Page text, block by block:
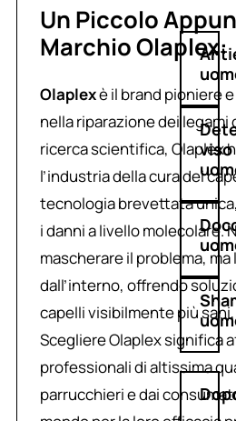
viso
Un Piccolo
Marchio Olaplex:
Olaplexè il brand pioniere
nella riparazione dei legami
ricerca scientifica, Olaplex
l’industria della cura dei
tecnologia brevettata
i danni a livello molecolare.
mascherare il problema, ma
dall’interno, offrendo
capelli visibilmente più
Scegliere Olaplex significa
professionali di altissima
parrucchieri e dai